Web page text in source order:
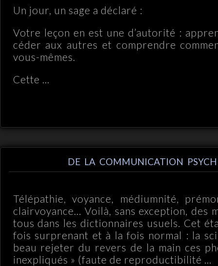
Un jour, un sage a déclaré :
Votre leçon en est une d’autorité :
céder aux autres et comprendre
vous-mêmes.
Cette ...
DE LA COMMUNICATION
Télépathie, voyance, médiumnité,
clairvoyance… Voilà, sans exception, des
tous dans les dictionnaires usuels. Cet
fois surprenant et à la fois normal : la
beau rejeter du revers de la main ces
inexpliqués » (faute de reproductibilité ...